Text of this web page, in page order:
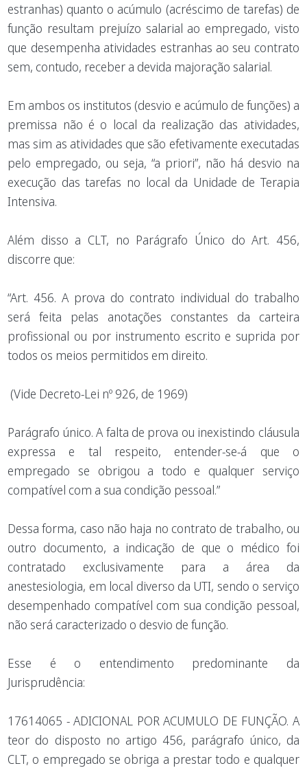
estranhas) quanto o acúmulo (acréscimo de tarefas) de
função resultam prejuízo salarial ao empregado, visto
que desempenha atividades estranhas ao seu contrato
sem, contudo, receber a devida majoração salarial.
Em ambos os institutos (desvio e acúmulo de funções) a
premissa não é o local da realização das atividades,
mas sim as atividades que são efetivamente executadas
pelo empregado, ou seja, “a priori”, não há desvio na
execução das tarefas no local da Unidade de Terapia
Intensiva.
Além disso a CLT, no Parágrafo Único do Art. 456,
discorre que:
“Art. 456. A prova do contrato individual do trabalho
será feita pelas anotações constantes da carteira
profissional ou por instrumento escrito e suprida por
todos os meios permitidos em direito.
(Vide Decreto-Lei nº 926, de 1969)
Parágrafo único. A falta de prova ou inexistindo cláusula
expressa e tal respeito, entender-se-á que o
empregado se obrigou a todo e qualquer serviço
compatível com a sua condição pessoal.”
Dessa forma, caso não haja no contrato de trabalho, ou
outro documento, a indicação de que o médico foi
contratado exclusivamente para a área da
anestesiologia, em local diverso da UTI, sendo o serviço
desempenhado compatível com sua condição pessoal,
não será caracterizado o desvio de função.
Esse é o entendimento predominante da
Jurisprudência:
17614065 - ADICIONAL POR ACUMULO DE FUNÇÃO. A
teor do disposto no artigo 456, parágrafo único, da
CLT, o empregado se obriga a prestar todo e qualquer